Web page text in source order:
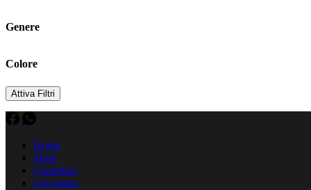
Genere
Colore
Attiva Filtri
Home
Shop
Contattaci
Chi siamo